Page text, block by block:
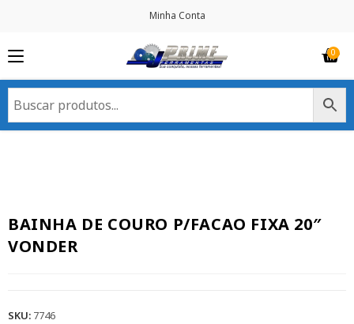
Minha Conta
BAINHA DE COURO P/FACAO FIXA 20″
VONDER
SKU: 7746